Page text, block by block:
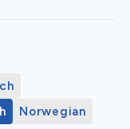
Norwegian